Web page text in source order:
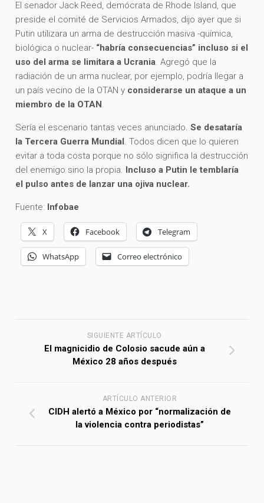
El senador Jack Reed, demócrata de Rhode Island, que
preside el comité de Servicios Armados, dijo ayer que si
Putin utilizara un arma de destrucción masiva -química,
biológica o nuclear- “habría consecuencias” incluso si el
uso del arma se limitara a Ucrania. Agregó que la
radiación de un arma nuclear, por ejemplo, podría llegar a
un país vecino de la OTAN y considerarse un ataque a un
miembro de la OTAN.
Sería el escenario tantas veces anunciado.Se desataría
la Tercera Guerra Mundial. Todos dicen que lo quieren
evitar a toda costa porque no sólo significa la destrucción
del enemigo sino la propia. Incluso a Putin le temblaría
el pulso antes de lanzar una ojiva nuclear.
Fuente: Infobae
X Facebook Telegram
WhatsApp Correo electrónico
SIGUIENTE ARTÍCULO
El magnicidio de Colosio sacude aún a
México 28 años después
ARTÍCULO ANTERIOR
CIDH alertó a México por “normalización de
la violencia contra periodistas”